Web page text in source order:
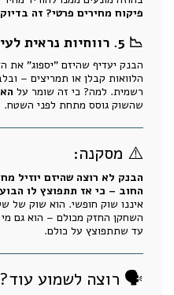
פיקוח מחירים פרטי? זה
📉 5. רווחיות נראית לעין > תזרים אמיתי
הבנק יעדיף שהיזם "יספוג" את
הלוואות קבלן או תמריצים –
רשמית. למה? כי זה שומר על
שהשוק גוסס מתחת לפני השטח.
⚠️ מסקנה:
הבנק לא רוצה שהיזם יוזיל
החוב – כי אז תתפוצץ לו
איננו שוק חופשי. הוא שוק של
השחקן החזק מכולם – הוא גם
עד שתתפוצץ על כולם.
🗣 רוצה לשמוע עוד?